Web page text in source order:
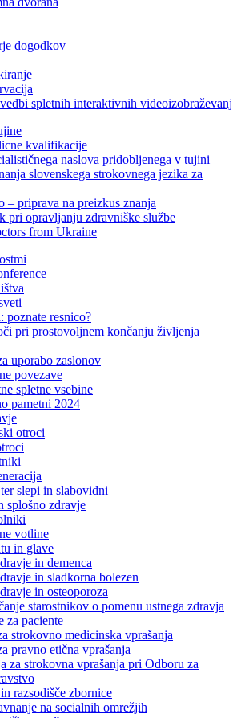
dogodkov
spletnih interaktivnih videoizobraževanj
kvalifikacije
naslova pridobljenega v tujini
slovenskega strokovnega jezika za
– priprava na preizkus znanja
pri opravljanju zdravniške službe
from Ukraine
poznate resnico?
pri prostovoljnem končanju življenja
uporabo zaslonov
povezave
spletne vsebine
pametni 2024
otroci
slepi in slabovidni
splošno zdravje
votline
in glave
in demenca
in sladkorna bolezen
in osteoporoza
starostnikov o pomenu ustnega zdravja
za paciente
strokovno medicinska vprašanja
pravno etična vprašanja
za strokovna vprašanja pri Odboru za
razsodišče zbornice
na socialnih omrežjih